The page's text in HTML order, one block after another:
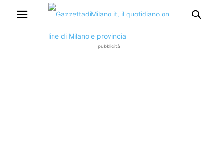
pubblicità